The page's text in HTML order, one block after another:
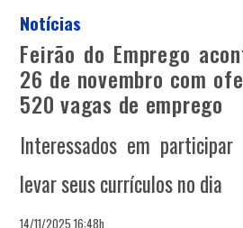
Notícias
Feirão do Emprego
26 de novembro com
520 vagas de emprego
Interessados em
levar seus currículos no dia
14/11/2025 16:48h